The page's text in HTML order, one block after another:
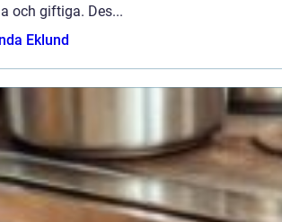
och giftiga. Des...
Eklund